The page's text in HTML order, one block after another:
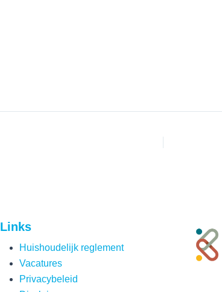
Links
Huishoudelijk reglement
Vacatures
Privacybeleid